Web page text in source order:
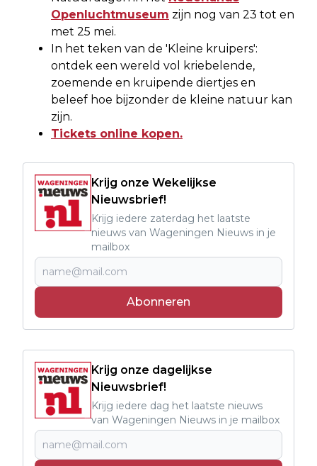
Openluchtmuseum zijn nog van 23 tot en
met 25 mei.
In het teken van de 'Kleine kruipers':
ontdek een wereld vol kriebelende,
zoemende en kruipende diertjes en
beleef hoe bijzonder de kleine natuur kan
zijn.
Tickets online kopen.
Krijg onze Wekelijkse
Nieuwsbrief!
Krijg iedere zaterdag het laatste
nieuws van Wageningen Nieuws in je
mailbox
Abonneren
Krijg onze dagelijkse
Nieuwsbrief!
Krijg iedere dag het laatste nieuws
van Wageningen Nieuws in je mailbox